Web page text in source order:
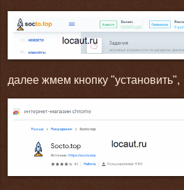
далее жмем кнопку "установить",